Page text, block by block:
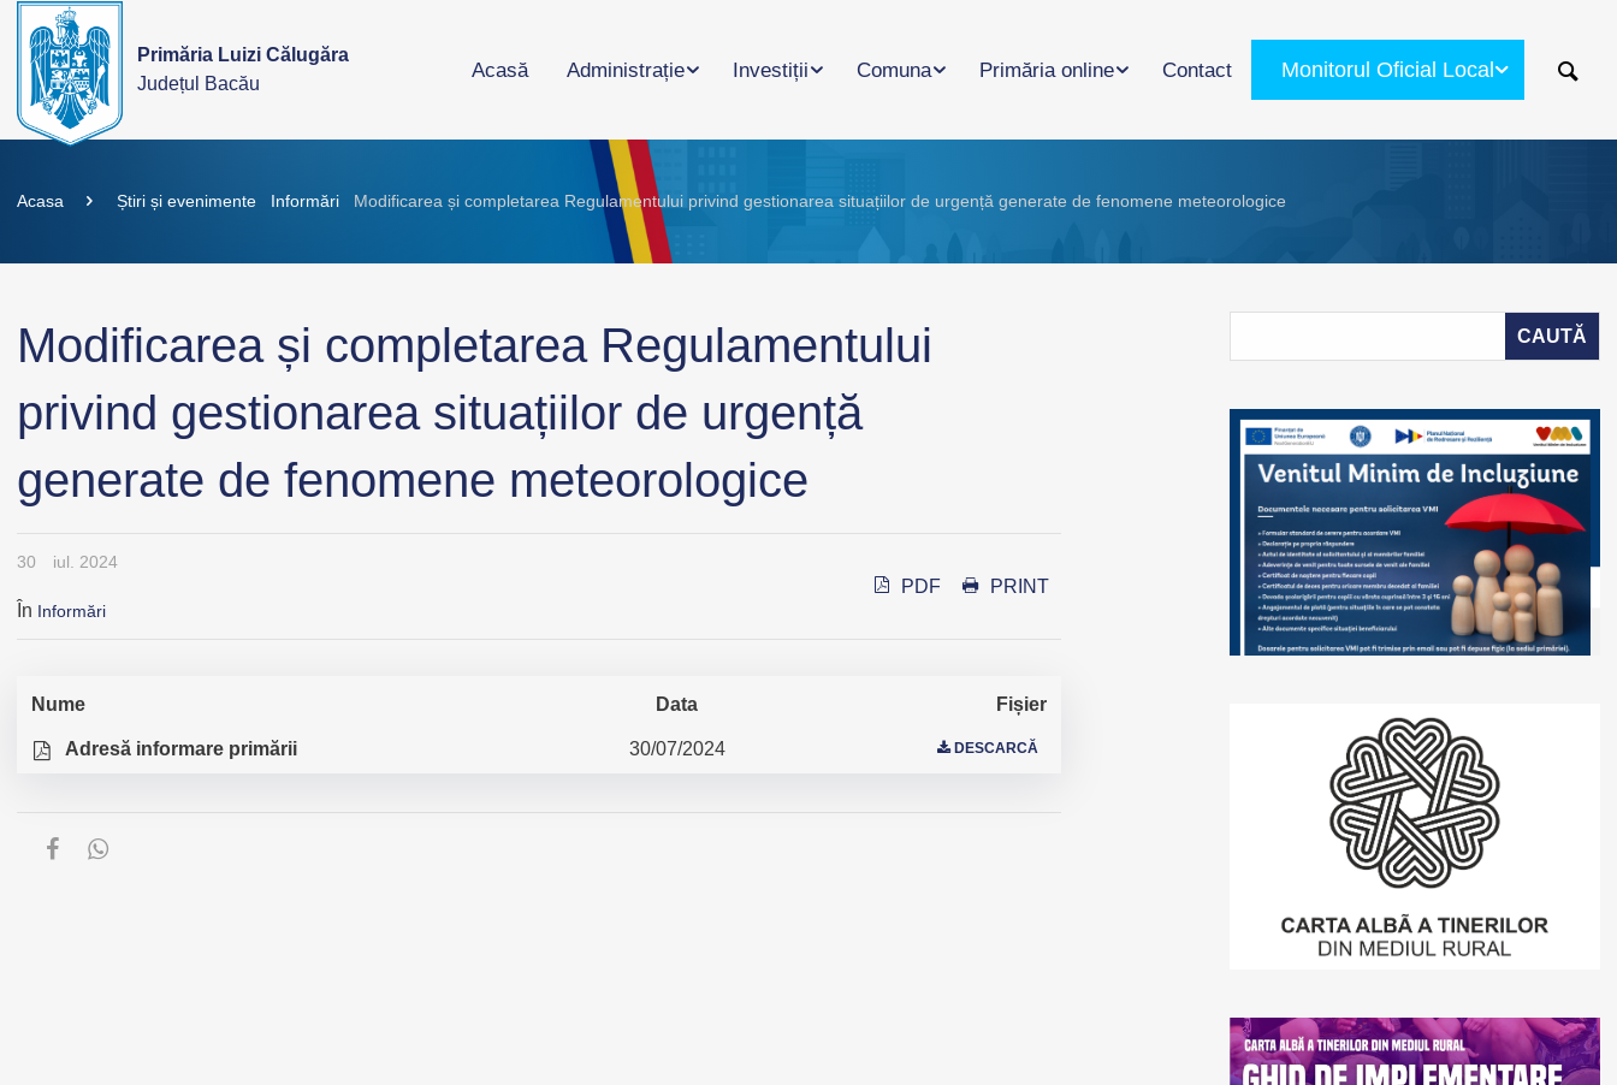
Primăria Luizi Călugăra
Județul Bacău
Acasă Administrație Investiții Comuna Primăria online Contact Monitorul Oficial Local
Acasa Știri și evenimente Informări Modificarea și completarea Regulamentului privind gestionarea situațiilor de urgență generate de fenomene meteorologice
Modificarea și completarea Regulamentului
privind gestionarea situațiilor de urgență
generate de fenomene meteorologice
30 iul. 2024
În Informări
PDF PRINT
Nume Data Fișier
Adresă informare primării 30/07/2024 DESCARCĂ